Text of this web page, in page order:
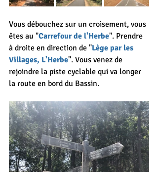
Vous débouchez sur un croisement, vous
êtes au "Carrefour de l'Herbe". Prendre
à droite en direction de "Lège par les
Villages, L'Herbe". Vous venez de
rejoindre la piste cyclable qui va longer
la route en bord du Bassin.